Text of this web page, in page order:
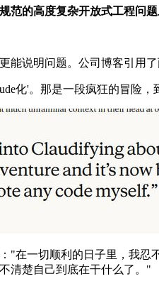
范的高度复杂开放式工程问
能说明问题。公司博客引用了
化'。那是一段疯狂的冒险
"在一切顺利的日子里，我
清楚自己到底在干什么了。"